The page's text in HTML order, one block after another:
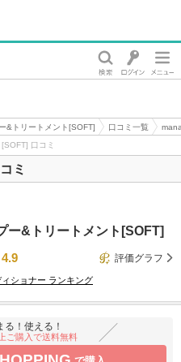
&トリートメント[SOFT] 口コミ一覧
口コミ
ミ
ー&トリートメント[SOFT]
4.9
評価グラフ
ショナー ランキング
る！使える！
ご購入で送料無料